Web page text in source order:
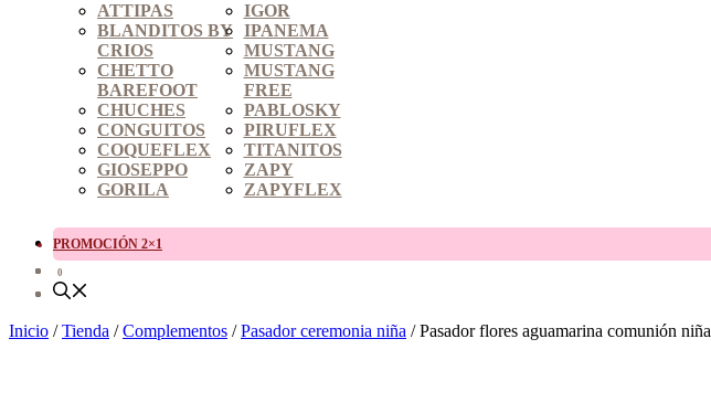
ATTIPAS
BLANDITOS BY
CRIOS
CHETTO
BAREFOOT
CHUCHES
CONGUITOS
COQUEFLEX
GIOSEPPO
GORILA
IGOR
IPANEMA
MUSTANG
MUSTANG
FREE
PABLOSKY
PIRUFLEX
TITANITOS
ZAPY
ZAPYFLEX
PROMOCIÓN 2×1
0
Inicio /Tienda /Complementos /Pasador ceremonia niña / Pasador flores aguamarina comunión niña